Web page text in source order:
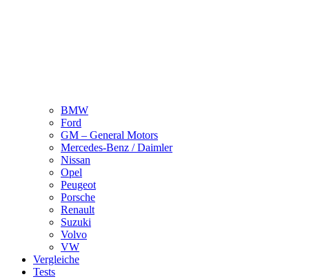
BMW
Ford
GM – General Motors
Mercedes-Benz / Daimler
Nissan
Opel
Peugeot
Porsche
Renault
Suzuki
Volvo
VW
Vergleiche
Tests